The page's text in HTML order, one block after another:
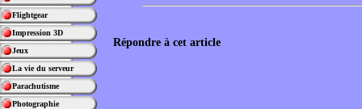
Flightgear
Impression 3D
Jeux
La vie du serveur
Parachutisme
Photographie
Répondre à cet article